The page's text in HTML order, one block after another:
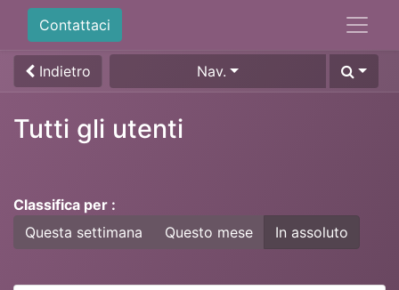
Contattaci
Indietro Nav.
Tutti gli utenti
Classifica per :
Questa settimana
Questo mese In assoluto